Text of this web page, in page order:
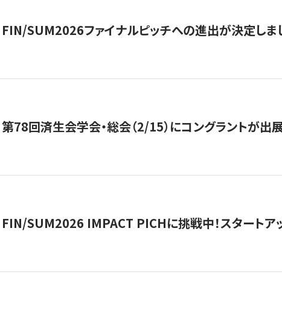
FIN/SUM2026ファイナルピッチへの進出が決定しま
第78回済生会学会・総会（2/15）にコングラントが出
FIN/SUM2026 IMPACT PICHに挑戦中！スタートア